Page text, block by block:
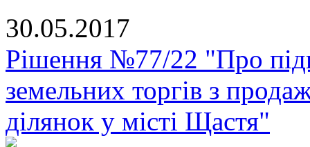
30.05.2017
Рішення №77/22 "Про
земельних торгів з
ділянок у місті Щастя"